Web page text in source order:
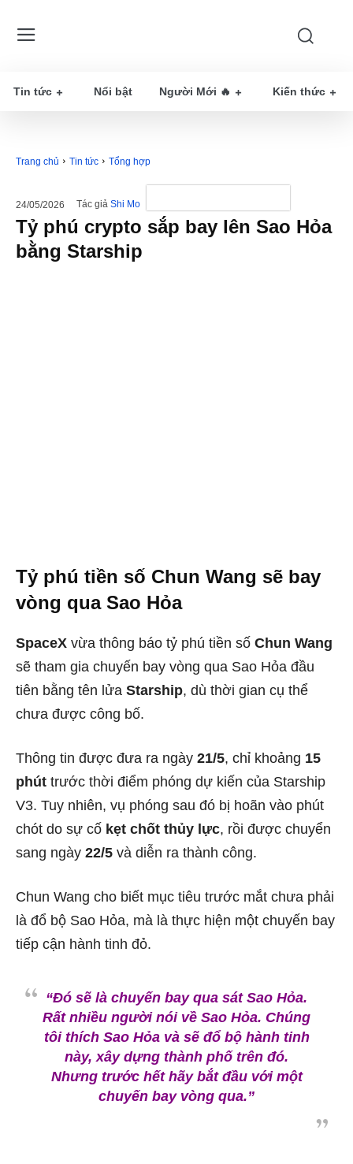
Tin tức Nổi bật Người Mới 🔥 Kiến thức
Trang chủ Tin tức Tổng hợp
24/05/2026 Tác giả Shi Mo
Tỷ phú crypto sắp bay lên Sao Hỏa
bằng Starship
Tỷ phú tiền số Chun Wang sẽ bay
vòng qua Sao Hỏa
SpaceX vừa thông báo tỷ phú tiền số Chun Wang
sẽ tham gia chuyến bay vòng qua Sao Hỏa đầu
tiên bằng tên lửa Starship, dù thời gian cụ thể
chưa được công bố.
Thông tin được đưa ra ngày 21/5, chỉ khoảng 15
phút trước thời điểm phóng dự kiến của Starship
V3. Tuy nhiên, vụ phóng sau đó bị hoãn vào phút
chót do sự cố kẹt chốt thủy lực, rồi được chuyển
sang ngày 22/5 và diễn ra thành công.
Chun Wang cho biết mục tiêu trước mắt chưa phải
là đổ bộ Sao Hỏa, mà là thực hiện một chuyến bay
tiếp cận hành tinh đỏ.
“Đó sẽ là chuyến bay qua sát Sao Hỏa.
Rất nhiều người nói về Sao Hỏa. Chúng
tôi thích Sao Hỏa và sẽ đổ bộ hành tinh
này, xây dựng thành phố trên đó.
Nhưng trước hết hãy bắt đầu với một
chuyến bay vòng qua.”